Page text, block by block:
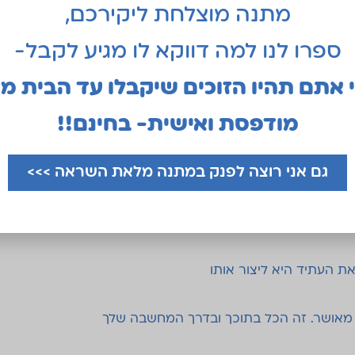
אינו יכול להתבצע – זו השתקפות של ההגבלות שלו! לא
לא נכשלים, אלא אנשים שלעולם אינם נכנעים
זכור את הסיבה בגללה הצלחת להחזיק מעמד עד כה
היא לעשות מה שאחרים אומרים שאינך יכול לעשות
עצמך לסביבה, אם נולדת להתבלט
העתיד היא ליצור אותו
מאושר. זה הכל בתוכך ובדרך המחשבה שלך
מתנה מוצלחת ליקירכם,
ספרו לנו למה דווקא לו מגיע לקבל-
אתם תהיו הזוכים שיקבלו עד הבית
מודפסת ואישית- בחינם!!
גם אני רוצה לפנק במתנה מלאת השראה >>>